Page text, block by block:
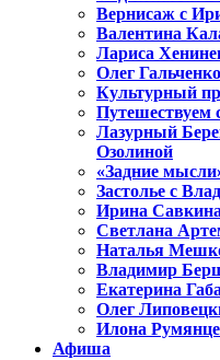
Вернисаж с
Валентина
Лариса
Олег Гальченко
Культурный
Путешествуем
Лазурный
Озолиной
«Задние
Застолье с
Ирина
Светлана
Наталья
Владимир
Екатерина
Олег
Илона
Афиша